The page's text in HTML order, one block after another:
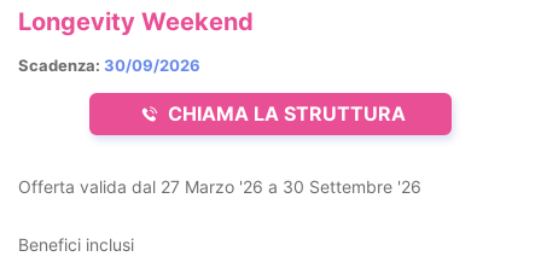
CHIAMA LA STRUTTURA
Scadenza: 30/09/2026
Longevity Weekend
Offerta valida dal 27 Marzo '26 a 30 Settembre '26
Benefici inclusi